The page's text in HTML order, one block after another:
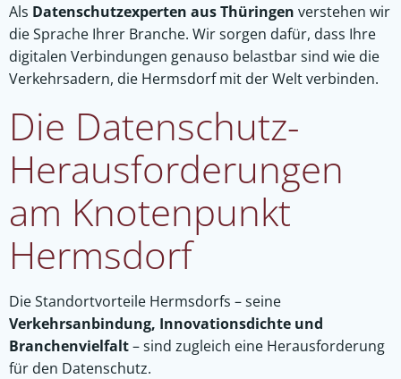
Als Datenschutzexperten aus Thüringen verstehen wir
die Sprache Ihrer Branche. Wir sorgen dafür, dass Ihre
digitalen Verbindungen genauso belastbar sind wie die
Verkehrsadern, die Hermsdorf mit der Welt verbinden.
Die Datenschutz-
Herausforderungen
am Knotenpunkt
Hermsdorf
Die Standortvorteile Hermsdorfs – seine
Verkehrsanbindung, Innovationsdichte und
Branchenvielfalt– sind zugleich eine Herausforderung
für den Datenschutz.